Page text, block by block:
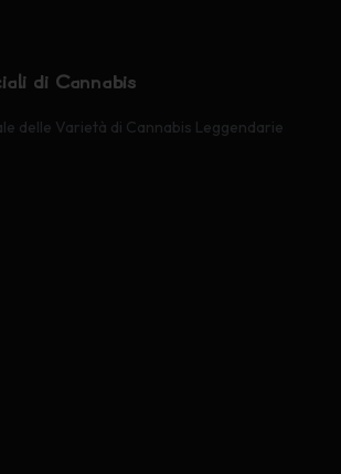
di Cannabis
delle Varietà di Cannabis Leggendarie